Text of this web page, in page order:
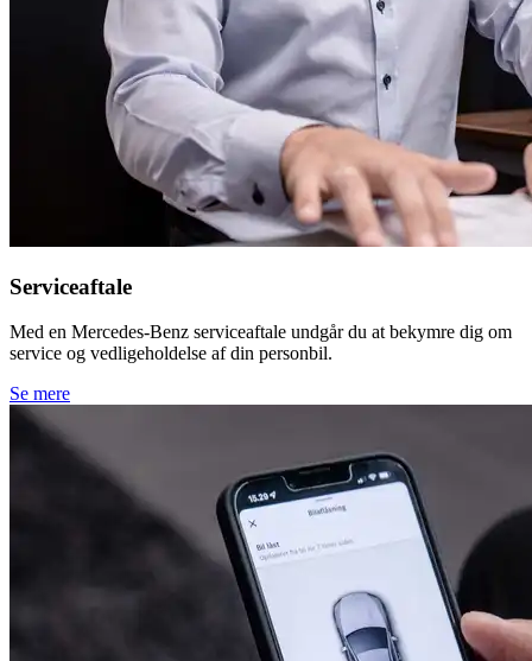
Serviceaftale
Med en Mercedes-Benz serviceaftale undgår du at bekymre dig om
service og vedligeholdelse af din personbil.
Se mere